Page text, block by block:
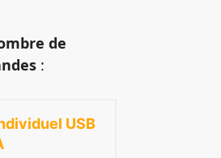
de
:
USB